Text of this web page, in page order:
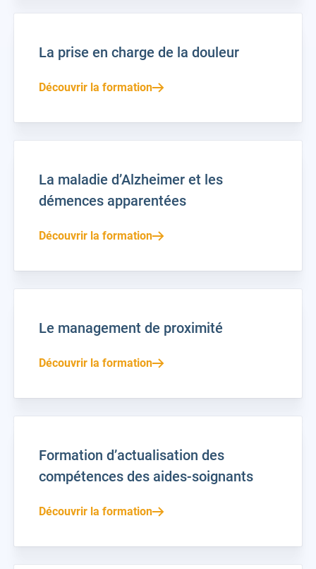
La prise en charge de la douleur
Découvrir la formation
La maladie d’Alzheimer et les
démences apparentées
Découvrir la formation
Le management de proximité
Découvrir la formation
Formation d’actualisation des
compétences des aides-soignants
Découvrir la formation